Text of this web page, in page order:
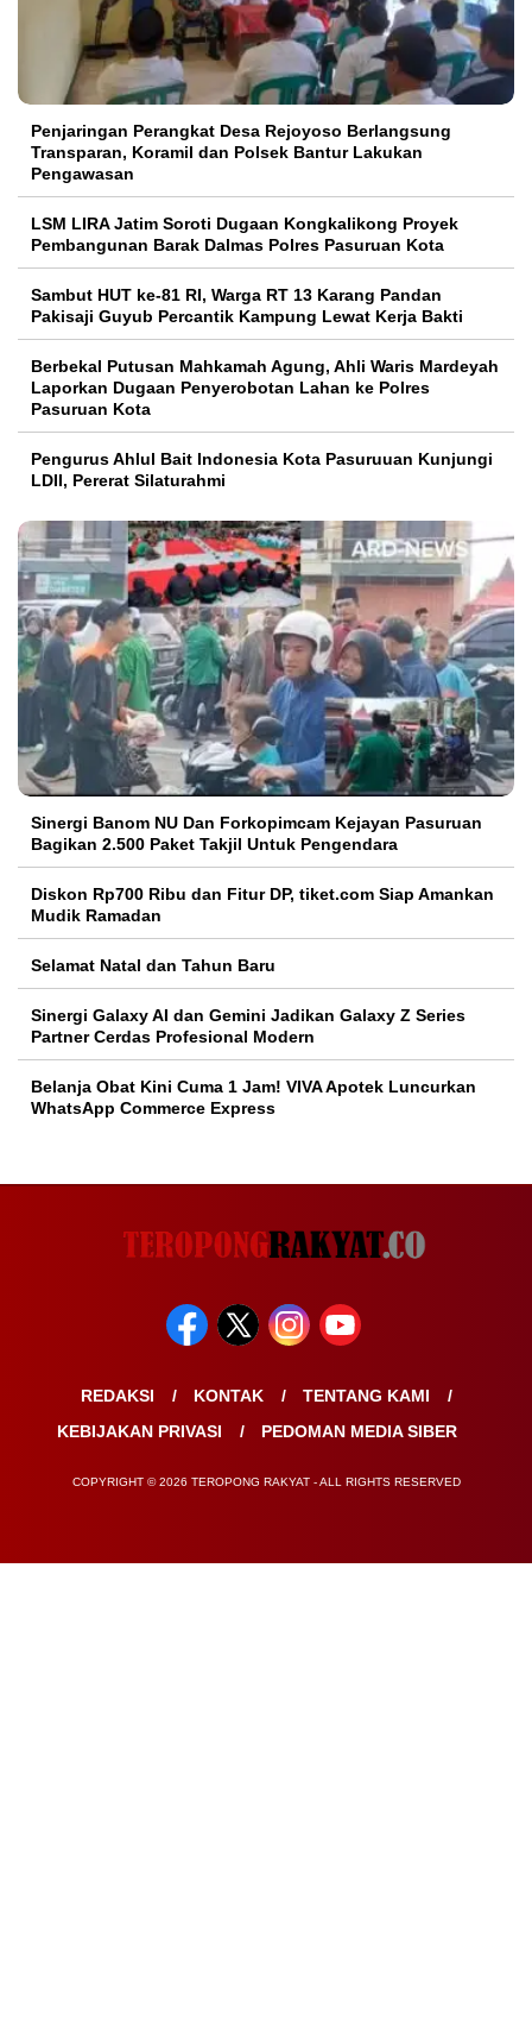
Penjaringan Perangkat Desa Rejoyoso Berlangsung
Transparan, Koramil dan Polsek Bantur Lakukan
Pengawasan
LSM LIRA Jatim Soroti Dugaan Kongkalikong Proyek
Pembangunan Barak Dalmas Polres Pasuruan Kota
Sambut HUT ke-81 RI, Warga RT 13 Karang Pandan
Pakisaji Guyub Percantik Kampung Lewat Kerja Bakti
Berbekal Putusan Mahkamah Agung, Ahli Waris Mardeyah
Laporkan Dugaan Penyerobotan Lahan ke Polres
Pasuruan Kota
Pengurus Ahlul Bait Indonesia Kota Pasuruuan Kunjungi
LDII, Pererat Silaturahmi
Sinergi Banom NU Dan Forkopimcam Kejayan Pasuruan
Bagikan 2.500 Paket Takjil Untuk Pengendara
Diskon Rp700 Ribu dan Fitur DP, tiket.com Siap Amankan
Mudik Ramadan
Selamat Natal dan Tahun Baru
Sinergi Galaxy AI dan Gemini Jadikan Galaxy Z Series
Partner Cerdas Profesional Modern
Belanja Obat Kini Cuma 1 Jam! VIVA Apotek Luncurkan
WhatsApp Commerce Express
REDAKSI KONTAK
TENTANG KAMI
KEBIJAKAN PRIVASI
PEDOMAN MEDIA SIBER
COPYRIGHT © 2026 TEROPONG RAKYAT - ALL RIGHTS RESERVED